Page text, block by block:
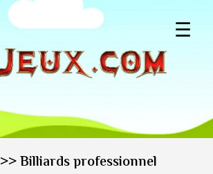
☰
>> Billiards professionnel